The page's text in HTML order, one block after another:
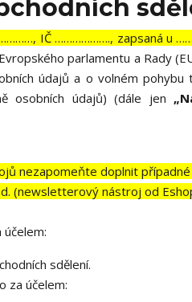
IČ ………………., zapsaná u
parlamentu a Rady
údajů a o volném
osobních údajů) (dále jen
nezapomeňte doplnit případné
(newsletterový nástroj od
sdělení.
za účelem: